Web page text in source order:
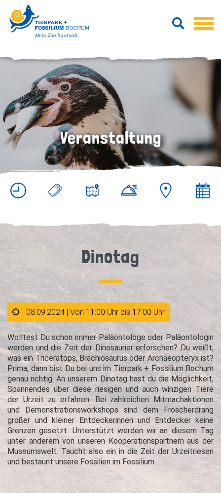
Veranstaltung
Dinotag
08.09.2024 | Von 11:00 Uhr bis 17:00 Uhr
Wolltest Du schon immer Paläontologe oder Paläontologin
werden und die Zeit der Dinosaurier erforschen? Du weißt,
was ein Triceratops, Brachiosaurus oder Archaeopteryx ist?
Prima, dann bist Du bei uns im Tierpark + Fossilium Bochum
genau richtig. An unserem Dinotag hast du die Möglichkeit,
Spannendes über diese riesigen und auch winzigen Tiere
der Urzeit zu erfahren. Bei zahlreichen Mitmachaktionen
und Demonstrationsworkshops sind dem Froscherdrang
großer und kleiner Entdeckerinnen und Entdecker keine
Grenzen gesetzt. Unterstützt werden wir an diesem Tag
unter anderem von unseren Kooperationspartnern aus der
Museumswelt. Taucht also ein in die Zeit der Urzeitriesen
und bestaunt unsere Fossilien im Fossilium.